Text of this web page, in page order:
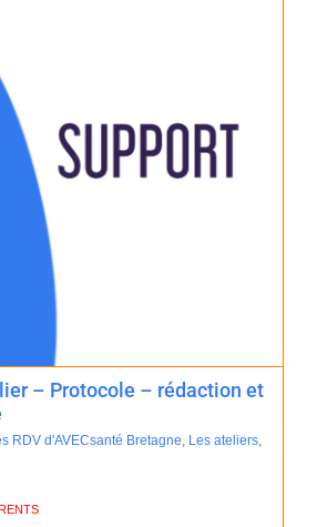
– Protocole – rédaction et
RDV d'AVECsanté Bretagne, Les ateliers,